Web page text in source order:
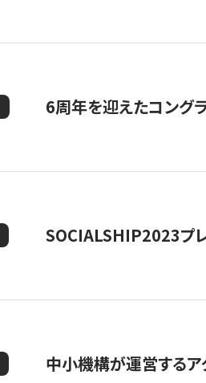
6周年を迎えたコング
SOCIALSHIP2023プ
中小機構が運営するア